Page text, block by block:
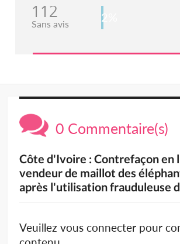
112
Sans avis 2%
0 Commentaire(s)
Côte d'Ivoire : Contrefaçon en
vendeur de maillot des
après l'utilisation frauduleuse
Veuillez vous connecter pour